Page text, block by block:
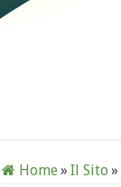
Home» Il Sito »